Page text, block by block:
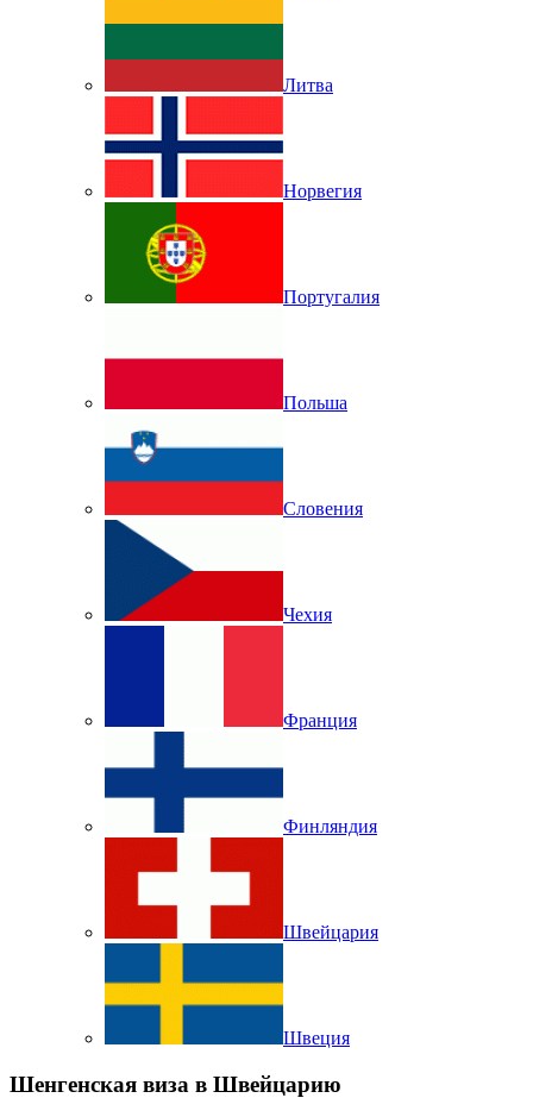
Литва
Норвегия
Португалия
Польша
Словения
Чехия
Франция
Финляндия
Швейцария
Швеция
Шенгенская виза в Швейцарию